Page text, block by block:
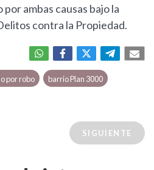
ambas causas bajo la
contra la Propiedad.
por robo barrio Plan 3000
SIGUIENTE